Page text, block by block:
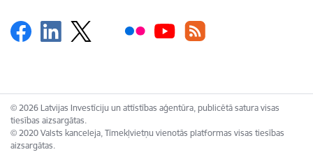
© 2026 Latvijas Investīciju un attīstības aģentūra, publicētā satura visas
tiesības aizsargātas.
© 2020 Valsts kanceleja, Tīmekļvietņu vienotās platformas visas tiesības
aizsargātas.